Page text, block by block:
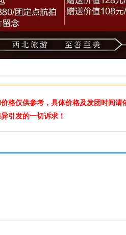
格仅供参考，具体价格及发团时间
发的一切诉求！